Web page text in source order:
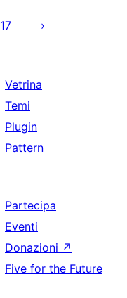
17
Vetrina
Temi
Plugin
Pattern
Partecipa
Eventi
Donazioni ↗
Five for the Future